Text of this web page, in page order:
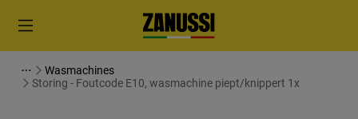
Wasmachines
Storing - Foutcode E10, wasmachine piept/knippert 1x